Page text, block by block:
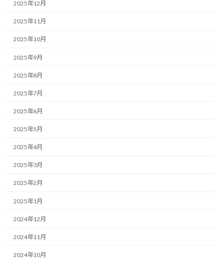
2025年12月
2025年11月
2025年10月
2025年9月
2025年8月
2025年7月
2025年6月
2025年5月
2025年4月
2025年3月
2025年2月
2025年1月
2024年12月
2024年11月
2024年10月